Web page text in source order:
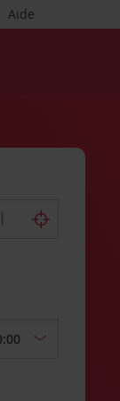
Aide